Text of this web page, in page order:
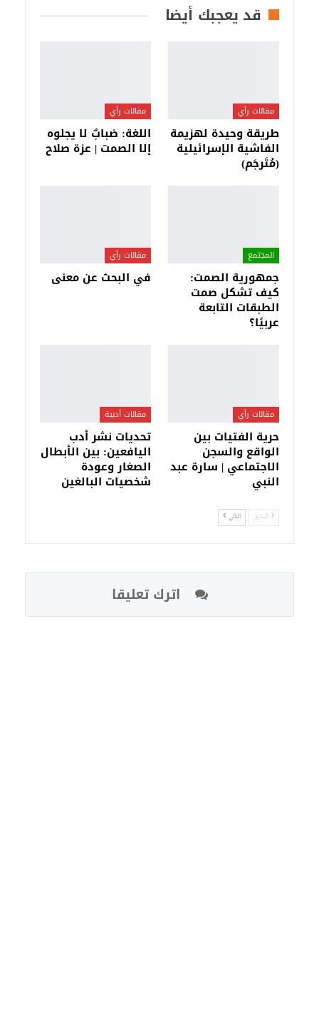
قد يعجبك أيضا
مقالات رأي
طريقة وحيدة لهزيمة
الفاشية الإسرائيلية
(مُتَرجَم)
مقالات رأي
اللغة: ضبابٌ لا يجلوه
إلا الصمت | عزة صلاح
المجتمع
جمهورية الصمت:
كيف تشكل صمت
الطبقات التابعة
عربيًا؟
مقالات رأي
في البحث عن معنى
مقالات رأي
حرية الفتيات بين
الواقع والسجن
الاجتماعي | سارة عبد
النبي
مقالات أدبية
تحديات نشر أدب
اليافعين: بين الأبطال
الصغار وعودة
شخصيات البالغين
السابق التالي
اترك تعليقا